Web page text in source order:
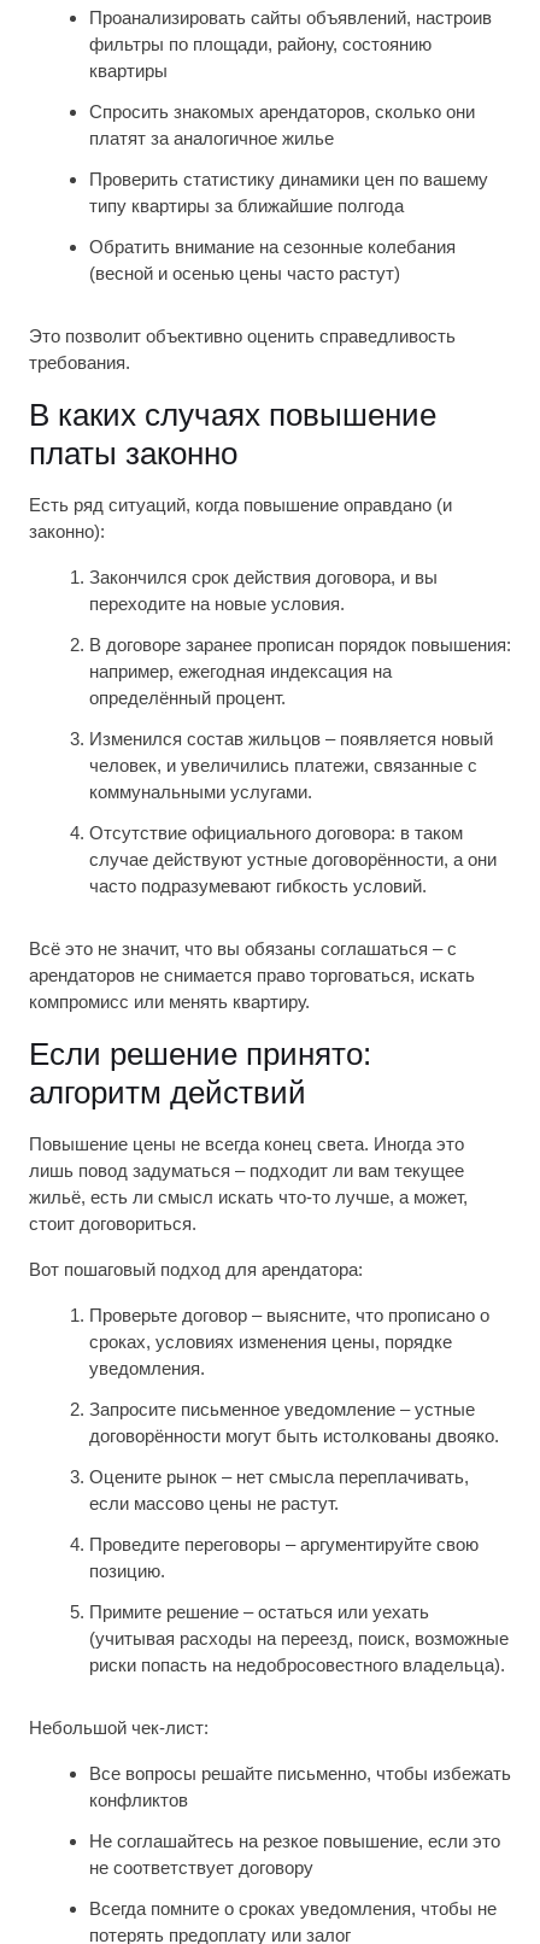
Проанализировать сайты объявлений, настроив
фильтры по площади, району, состоянию
квартиры
Спросить знакомых арендаторов, сколько они
платят за аналогичное жилье
Проверить статистику динамики цен по вашему
типу квартиры за ближайшие полгода
Обратить внимание на сезонные колебания
(весной и осенью цены часто растут)
Это позволит объективно оценить справедливость
требования.
В каких случаях повышение
платы законно
Есть ряд ситуаций, когда повышение оправдано (и
законно):
Закончился срок действия договора, и вы
переходите на новые условия.
В договоре заранее прописан порядок повышения:
например, ежегодная индексация на
определённый процент.
Изменился состав жильцов – появляется новый
человек, и увеличились платежи, связанные с
коммунальными услугами.
Отсутствие официального договора: в таком
случае действуют устные договорённости, а они
часто подразумевают гибкость условий.
Всё это не значит, что вы обязаны соглашаться – с
арендаторов не снимается право торговаться, искать
компромисс или менять квартиру.
Если решение принято:
алгоритм действий
Повышение цены не всегда конец света. Иногда это
лишь повод задуматься – подходит ли вам текущее
жильё, есть ли смысл искать что-то лучше, а может,
стоит договориться.
Вот пошаговый подход для арендатора:
Проверьте договор – выясните, что прописано о
сроках, условиях изменения цены, порядке
уведомления.
Запросите письменное уведомление – устные
договорённости могут быть истолкованы двояко.
Оцените рынок – нет смысла переплачивать,
если массово цены не растут.
Проведите переговоры – аргументируйте свою
позицию.
Примите решение – остаться или уехать
(учитывая расходы на переезд, поиск, возможные
риски попасть на недобросовестного владельца).
Небольшой чек-лист:
Все вопросы решайте письменно, чтобы избежать
конфликтов
Не соглашайтесь на резкое повышение, если это
не соответствует договору
Всегда помните о сроках уведомления, чтобы не
потерять предоплату или залог